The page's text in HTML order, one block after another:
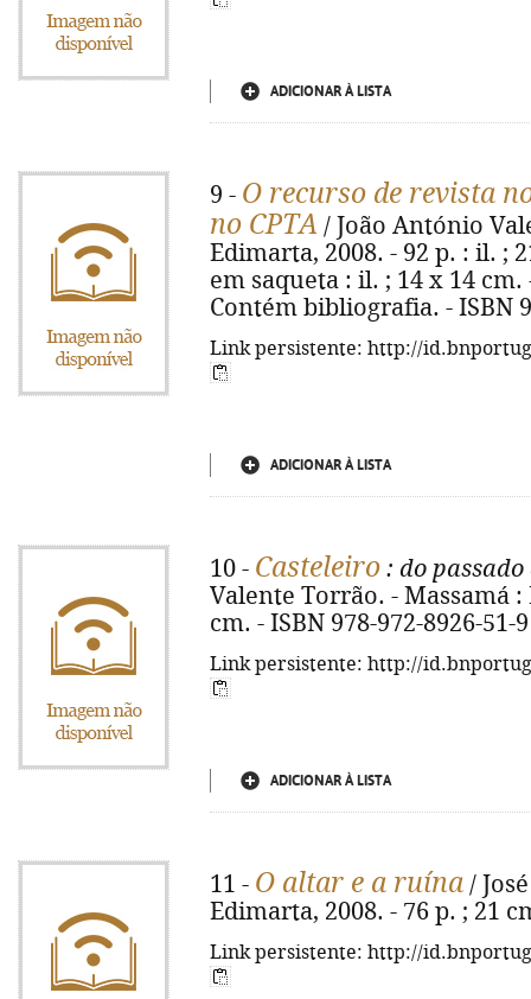
ADICIONAR À LISTA
9 - O recurso de revista
no CPTA / João António
Edimarta, 2008. - 92 p. : il. ;
em saqueta : il. ; 14 x 14 cm.
Contém bibliografia. - ISBN
Link persistente: http://
ADICIONAR À LISTA
10 - Casteleiro : do
Valente Torrão. - Massamá :
cm. - ISBN 978-972-8926-51-9
Link persistente: http://
ADICIONAR À LISTA
11 - O altar e a ruína /
Edimarta, 2008. - 76 p. ; 21
Link persistente: http://